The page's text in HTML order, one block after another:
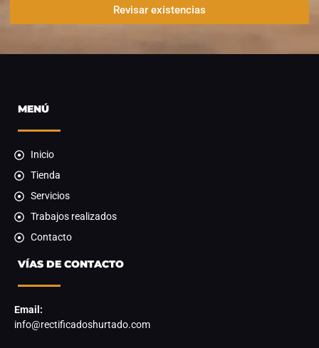
Revisar existencias
MENÚ
Inicio
Tienda
Servicios
Trabajos realizados
Contacto
VÍAS DE CONTACTO
Email:
info@rectificadoshurtado.com